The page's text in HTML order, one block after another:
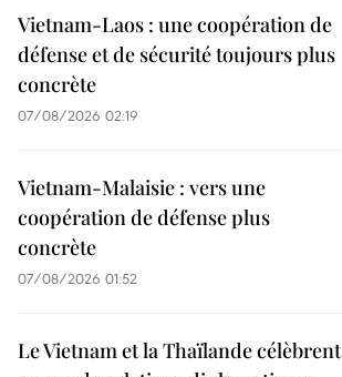
Vietnam-Laos : une coopération de
défense et de sécurité toujours plus
concrète
07/08/2026 02:19
Vietnam-Malaisie : vers une
coopération de défense plus
concrète
07/08/2026 01:52
Le Vietnam et la Thaïlande célèbrent